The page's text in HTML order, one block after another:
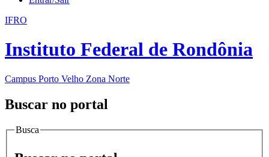
IFRO
Instituto Federal de Rondônia
Campus Porto Velho Zona Norte
Buscar no portal
Busca